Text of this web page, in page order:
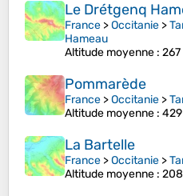
Le Drétgenq
France >Occitanie >
Hameau
Altitude moyenne :
Pommarède
France >Occitanie >
Altitude moyenne :
La Bartelle
France >Occitanie >
Altitude moyenne :